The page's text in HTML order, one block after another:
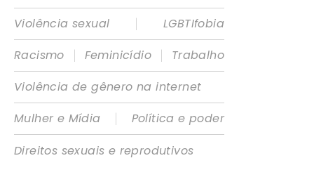
Violência sexual
|
LGBTIfobia
Racismo
| Feminicídio |
Trabalho
Violência de gênero na internet
Mulher e Mídia
|
Política e poder
Direitos sexuais e reprodutivos